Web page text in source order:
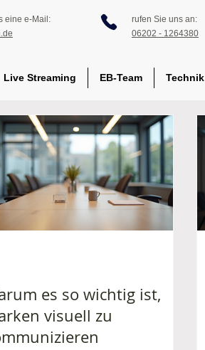
eine e-Mail:
rufen Sie uns an:
06202 - 1264380
Live Streaming EB-Team Technik
es so wichtig ist,
visuell zu